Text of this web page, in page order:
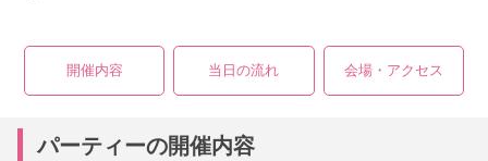
開催内容 当日の流れ 会場・アクセス
パーティーの開催内容